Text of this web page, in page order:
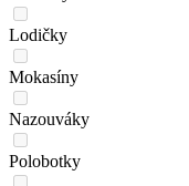
Lodičky
Mokasíny
Nazouváky
Polobotky